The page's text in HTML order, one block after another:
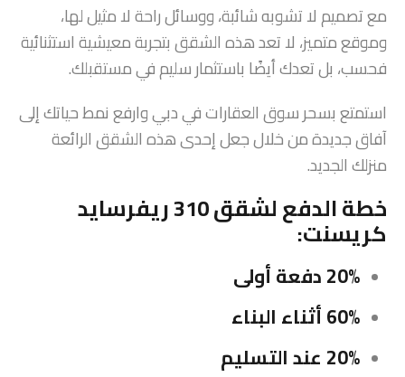
مع تصميم لا تشوبه شائبة، ووسائل راحة لا مثيل لها،
وموقع متميز، لا تعد هذه الشقق بتجربة معيشية استثنائية
فحسب، بل تعدك أيضًا باستثمار سليم في مستقبلك.
استمتع بسحر سوق العقارات في دبي وارفع نمط حياتك إلى
آفاق جديدة من خلال جعل إحدى هذه الشقق الرائعة
منزلك الجديد.
خطة الدفع لشقق 310 ريفرسايد
كريسنت:
20% دفعة أولى
60% أثناء البناء
20% عند التسليم